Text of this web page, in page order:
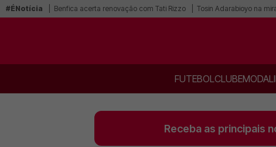
#ÉNotícia Benfica acerta renovação com Tati Rizzo Tosin Adarabioyo na
FUTEBOLCLUBE
Receba as principais